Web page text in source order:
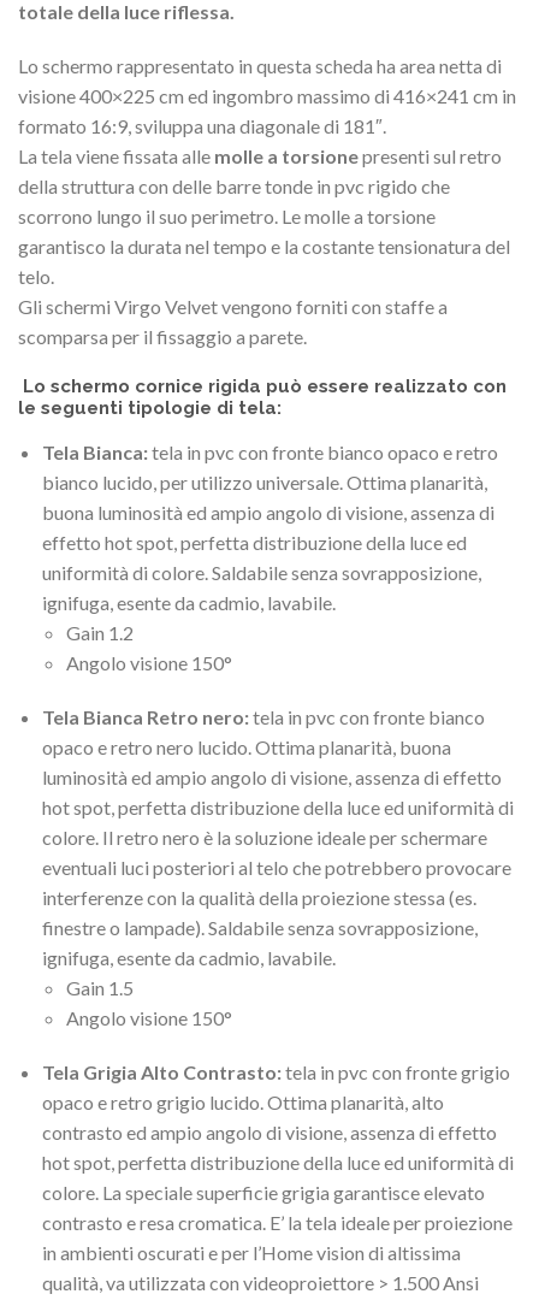
totale della luce riflessa.
Lo schermo rappresentato in questa scheda ha area netta di
visione 400×225 cm ed ingombro massimo di 416×241 cm in
formato 16:9, sviluppa una diagonale di 181″.
La tela viene fissata alle molle a torsionepresenti sul retro
della struttura con delle barre tonde in pvc rigido che
scorrono lungo il suo perimetro. Le molle a torsione
garantisco la durata nel tempo e la costante tensionatura del
telo.
Gli schermi Virgo Velvet vengono forniti con staffe a
scomparsa per il fissaggio a parete.
Lo schermo cornice rigida può essere realizzato con
le seguenti tipologie di tela:
Tela Bianca:tela in pvc con fronte bianco opaco e retro
bianco lucido, per utilizzo universale. Ottima planarità,
buona luminosità ed ampio angolo di visione, assenza di
effetto hot spot, perfetta distribuzione della luce ed
uniformità di colore. Saldabile senza sovrapposizione,
ignifuga, esente da cadmio, lavabile.
Gain 1.2
Angolo visione 150°
Tela Bianca Retro nero:tela in pvc con fronte bianco
opaco e retro nero lucido. Ottima planarità, buona
luminosità ed ampio angolo di visione, assenza di effetto
hot spot, perfetta distribuzione della luce ed uniformità di
colore. Il retro nero è la soluzione ideale per schermare
eventuali luci posteriori al telo che potrebbero provocare
interferenze con la qualità della proiezione stessa (es.
finestre o lampade). Saldabile senza sovrapposizione,
ignifuga, esente da cadmio, lavabile.
Gain 1.5
Angolo visione 150°
Tela Grigia Alto Contrasto:tela in pvc con fronte grigio
opaco e retro grigio lucido. Ottima planarità, alto
contrasto ed ampio angolo di visione, assenza di effetto
hot spot, perfetta distribuzione della luce ed uniformità di
colore. La speciale superficie grigia garantisce elevato
contrasto e resa cromatica. E’ la tela ideale per proiezione
in ambienti oscurati e per l’Home vision di altissima
qualità, va utilizzata con videoproiettore > 1.500 Ansi